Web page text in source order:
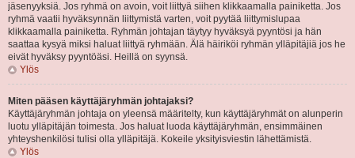
jäsenyyksiä. Jos ryhmä on avoin, voit liittyä siihen klikkaamalla painiketta. Jos
ryhmä vaatii hyväksynnän liittymistä varten, voit pyytää liittymislupaa
klikkaamalla painiketta. Ryhmän johtajan täytyy hyväksyä pyyntösi ja hän
saattaa kysyä miksi haluat liittyä ryhmään. Älä häiriköi ryhmän ylläpitäjiä jos he
eivät hyväksy pyyntöäsi. Heillä on syynsä.
Ylös
Miten pääsen käyttäjäryhmän johtajaksi?
Käyttäjäryhmän johtaja on yleensä määritelty, kun käyttäjäryhmät on alunperin
luotu ylläpitäjän toimesta. Jos haluat luoda käyttäjäryhmän, ensimmäinen
yhteyshenkilösi tulisi olla ylläpitäjä. Kokeile yksityisviestin lähettämistä.
Ylös